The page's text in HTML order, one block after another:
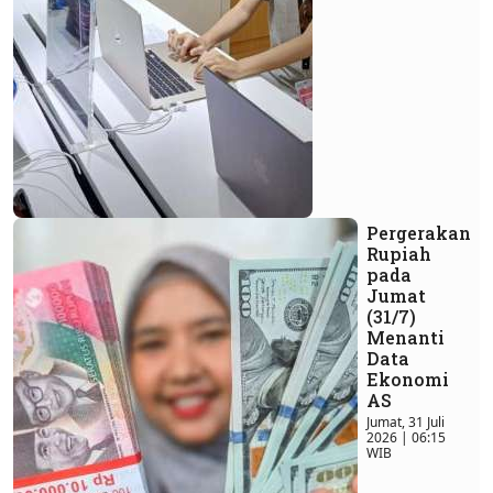
Pergerakan
Rupiah
pada
Jumat
(31/7)
Menanti
Data
Ekonomi
AS
Jumat, 31 Juli
2026 | 06:15
WIB